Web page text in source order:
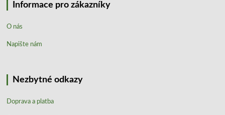
Informace pro zákazníky
O nás
Napište nám
Nezbytné odkazy
Doprava a platba